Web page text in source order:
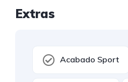
Extras
Acabado Sport